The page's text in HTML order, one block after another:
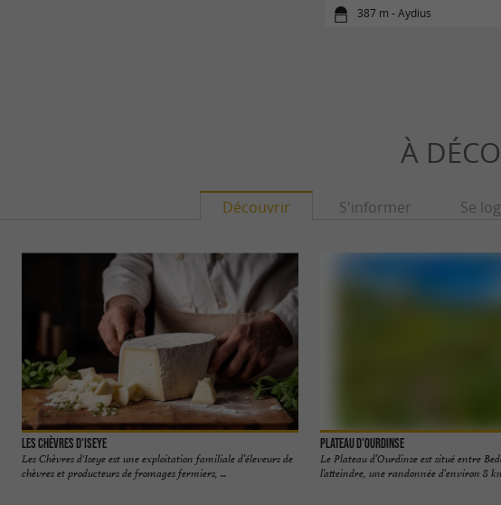
387 m - Aydius
À
Découvrir S'informer Se
Les Chèvres d'Iseye
Les Chèvres d'Iseye est une exploitation familiale d’éleveurs de
chèvres et producteurs de fromages fermiers, ...
Plateau d'Ourdinse
Le Plateau d’Ourdinse est situé entre
l’atteindre, une randonnée d’environ 8